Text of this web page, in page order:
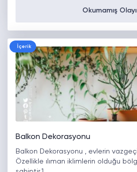
Okumamış
İçerik
Balkon Dekorasyonu
Balkon Dekorasyonu , evlerin
Özellikle ılıman iklimlerin olduğu